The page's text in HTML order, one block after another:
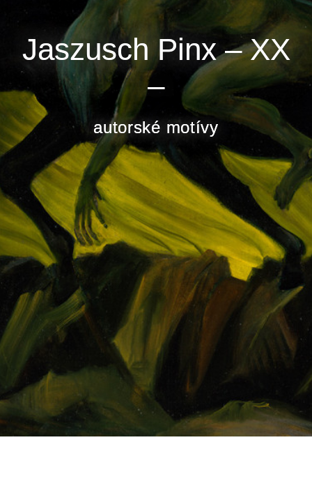
Jaszusch Pinx – XX
–
autorské motívy
Jaszusch Pinx – XX
–
autorské motívy